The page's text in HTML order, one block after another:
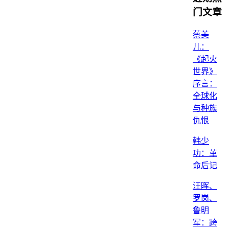
门文章
蔡美
儿：
《起火
世界》
序言：
全球化
与种族
仇恨
韩少
功：革
命后记
汪晖、
罗岗、
鲁明
军：跨